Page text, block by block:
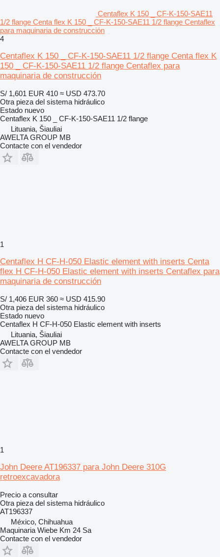
Centaflex K 150 _ CF-K-150-SAE11
1/2 flange Centa flex K 150 _ CF-K-150-SAE11 1/2 flange Centaflex
para maquinaria de construcción
4
Centaflex K 150 _ CF-K-150-SAE11 1/2 flange Centa flex K
150 _ CF-K-150-SAE11 1/2 flange Centaflex para
maquinaria de construcción
S/ 1,601 EUR 410 ≈ USD 473.70
Otra pieza del sistema hidráulico
Estado nuevo
Centaflex K 150 _ CF-K-150-SAE11 1/2 flange
Lituania, Šiauliai
AWELTA GROUP MB
Contacte con el vendedor
1
Centaflex H CF-H-050 Elastic element with inserts Centa
flex H CF-H-050 Elastic element with inserts Centaflex para
maquinaria de construcción
S/ 1,406 EUR 360 ≈ USD 415.90
Otra pieza del sistema hidráulico
Estado nuevo
Centaflex H CF-H-050 Elastic element with inserts
Lituania, Šiauliai
AWELTA GROUP MB
Contacte con el vendedor
1
John Deere AT196337 para John Deere 310G
retroexcavadora
Precio a consultar
Otra pieza del sistema hidráulico
AT196337
México, Chihuahua
Maquinaria Wiebe Km 24 Sa
Contacte con el vendedor